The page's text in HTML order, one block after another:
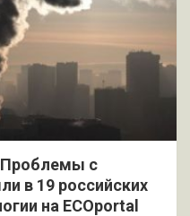
Проблемы с
в 19 российских
на ECOportal